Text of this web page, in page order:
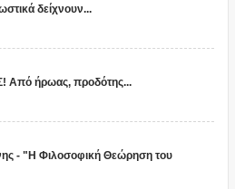
δείχνουν...
Από ήρωας, προδότης...
- "Η Φιλοσοφική Θεώρηση του